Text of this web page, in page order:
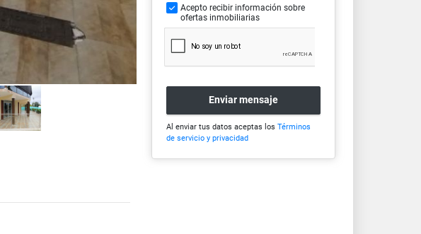
Acepto recibir información sobre
ofertas inmobiliarias
Enviar mensaje
Al enviar tus datos aceptas los Términos
de servicio y privacidad